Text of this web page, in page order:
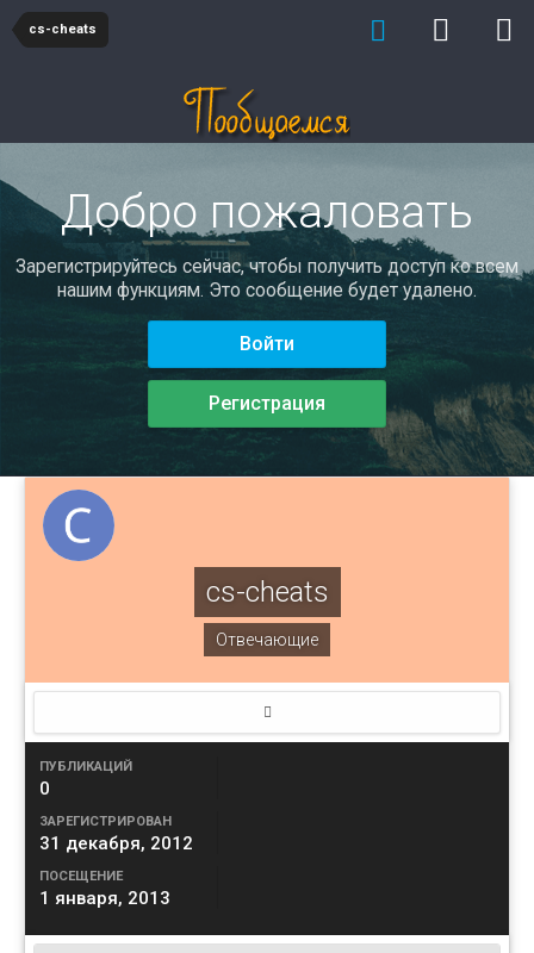
cs-cheats
Добро пожаловать
Зарегистрируйтесь сейчас, чтобы получить доступ ко всем
нашим функциям. Это сообщение будет удалено.
Войти
Регистрация
cs-cheats
Отвечающие
ПУБЛИКАЦИЙ
0
ЗАРЕГИСТРИРОВАН
31 декабря, 2012
ПОСЕЩЕНИЕ
1 января, 2013